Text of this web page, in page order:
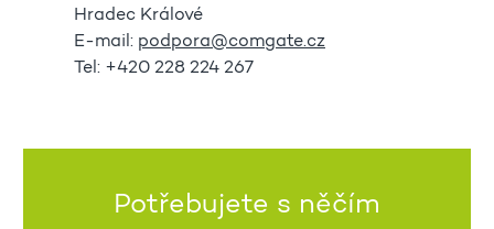
Hradec Králové
E-mail: podpora@comgate.cz
Tel: +420 228 224 267
Potřebujete s něčím